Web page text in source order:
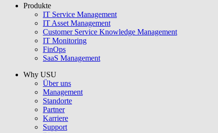
USU GmbH
Produkte
IT Service Management
IT Asset Management
Customer Service Knowledge Management
IT Monitoring
FinOps
SaaS Management
Why USU
Über uns
Management
Standorte
Partner
Karriere
Support